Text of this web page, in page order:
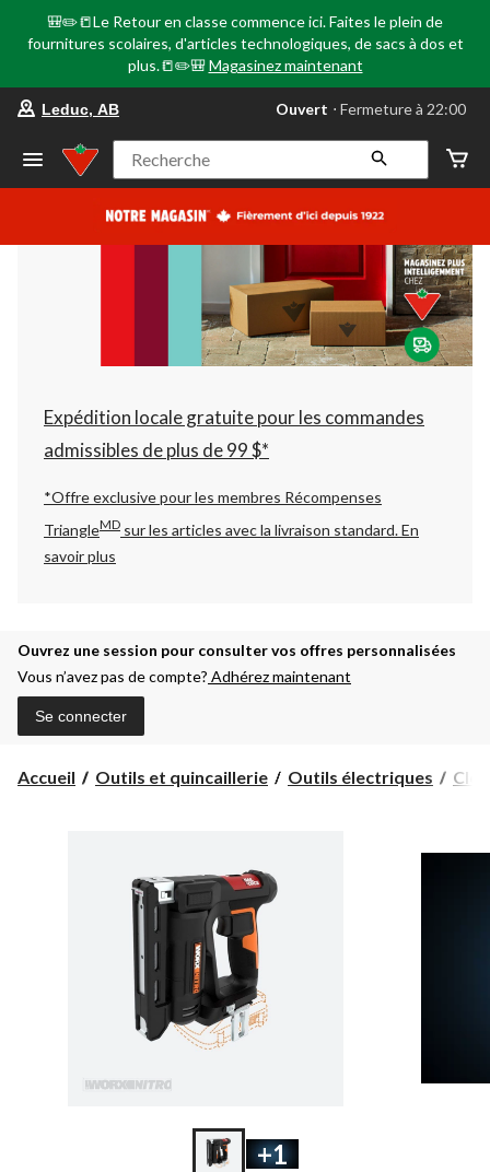
🎒✏️📒Le Retour en classe commence ici. Faites le plein de
fournitures scolaires, d'articles technologiques, de sacs à dos et
plus.📒✏️🎒 Magasinez maintenant
votre
préféré
Leduc,
AB,
courament
Fermeture
à
22:00
cliquer
pour
changer
Leduc, AB Ouvert ⋅ Fermeture à 22:00
Recherche
Expédition locale gratuite pour les commandes
admissibles de plus de 99 $*
*Offre exclusive pour les membres Récompenses
TriangleMD sur les articles avec la livraison standard.En
savoir plus
Ouvrez une session pour consulter vos offres personnalisées
Vous n’avez pas de compte? Adhérez maintenant
Se connecter
Accueil Outils et quincaillerie Outils électriques
+1